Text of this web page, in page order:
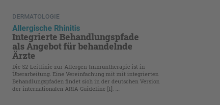
DERMATOLOGIE
Allergische Rhinitis
Integrierte Behandlungspfade
als Angebot für behandelnde
Ärzte
Die S2-Leitlinie zur Allergen-Immuntherapie ist in
Überarbeitung. Eine Vereinfachung mit mit integrierten
Behandlungspfaden findet sich in der deutschen Version
der internationalen ARIA-Guideline [1]. ...